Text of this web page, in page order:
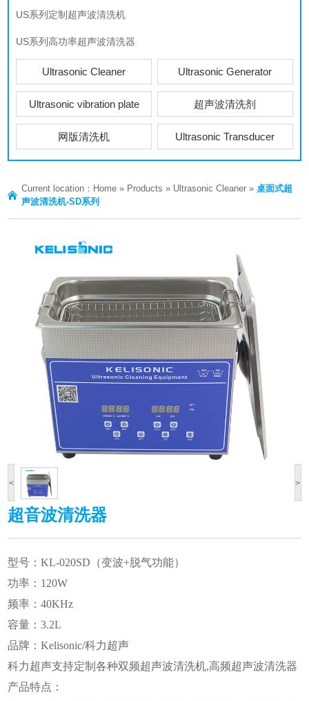
US系列定制超声波清洗机
US系列高功率超声波清洗器
Ultrasonic Cleaner Ultrasonic Generator
Ultrasonic vibration plate 超声波清洗剂
网版清洗机 Ultrasonic Transducer
Current location： Home » Products » Ultrasonic Cleaner »桌面式超
声波清洗机-SD系列
< >
超音波清洗器
型号：KL-020SD（变波+脱气功能）
功率：120W
频率：40KHz
容量：3.2L
品牌：Kelisonic/科力超声
科力超声支持定制各种双频超声波清洗机,高频超声波清洗器
产品特点：